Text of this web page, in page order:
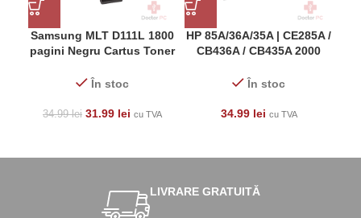
Samsung MLT D111L 1800
pagini Negru Cartus Toner
În stoc
34.99lei 31.99 lei cu TVA
HP 85A/36A/35A | CE285A /
CB436A / CB435A 2000
Laser
În stoc
34.99 lei cu TVA
LIVRARE GRATUITĂ